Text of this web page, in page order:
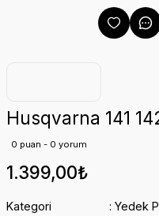
Husqvarna 141
0 puan - 0 yorum
1.399,00₺
Kategori
Yedek